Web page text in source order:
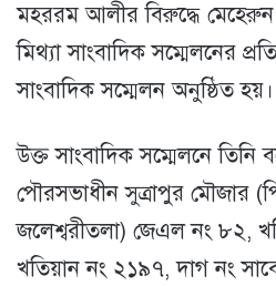
মহররম আলীর বিরুদ্ধে মেহেরুন
মিথ্যা সাংবাদিক সম্মেলনের
সাংবাদিক সম্মেলন অনুষ্ঠিত হয়।
উক্ত সাংবাদিক সম্মেলনে তিনি
পৌরসভাধীন সুত্রাপুর মৌজার
জলেশ্বরীতলা) জেএল নং ৮২,
খতিয়ান নং ২১৯৭, দাগ নং